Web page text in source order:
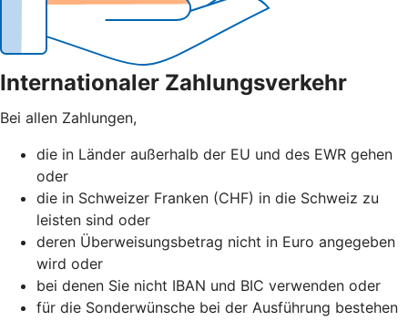
Internationaler Zahlungsverkehr
Bei allen Zahlungen,
die in Länder außerhalb der EU und des EWR gehen
oder
die in Schweizer Franken (CHF) in die Schweiz zu
leisten sind oder
deren Überweisungsbetrag nicht in Euro angegeben
wird oder
bei denen Sie nicht IBAN und BIC verwenden oder
für die Sonderwünsche bei der Ausführung bestehen